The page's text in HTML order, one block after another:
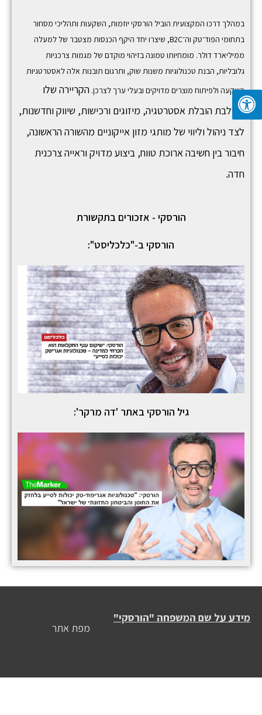
במהלך דרכו המקצועית הוביל הורסקי יוזמות, השקעות ותהליכי מסחור
בתחומי הפוד־טק וה־B2C, שיצרו יחד היקף הכנסות מצטבר של למעלה
ממיליארד דולר. מומחיותו טמונה בזיהוי מוקדם של מגמות צרכניות
גלובליות, הבנת טכנולוגיות משנות שוק, ותרגום תובנות אלה לאסטרטגיות
השקעה ולפיתוח מוצרים מדויקים ובעלי ערך לצרכן. הקריירה שלו
משלבת הובלת אסטרטגיה, מיזוגים ורכישות, שיווק וחדשנות,
לצד ניהול וליווי של מותגי מזון אייקוניים מהשורה הראשונה,
חיבור בין חשיבה ארוכת טווח, ביצוע מדויק וראייה צרכנית
חדה.
הורסקי - אזכורים בתקשורת
הורסקי ב-"כלכליסט":
גיל הורסקי באתר 'דה מרקר':
מידע על שם המשפחה "הורסקי"
מפת אתר